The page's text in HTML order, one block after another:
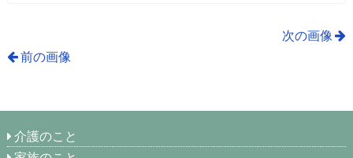
次の画像
前の画像
介護のこと